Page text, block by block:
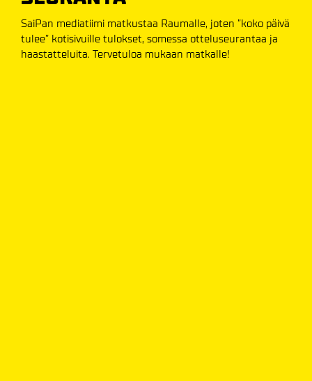
SaiPan mediatiimi matkustaa Raumalle, joten ”koko päivä
tulee” kotisivuille tulokset, somessa otteluseurantaa ja
haastatteluita. Tervetuloa mukaan matkalle!